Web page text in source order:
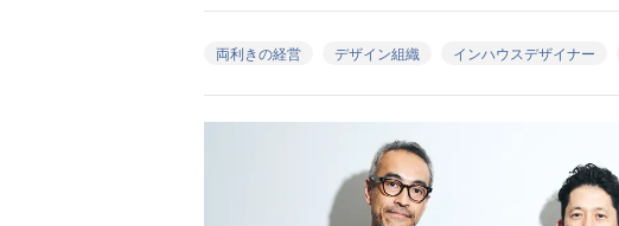
両利きの経営 デザイン組織 インハウスデザイナー